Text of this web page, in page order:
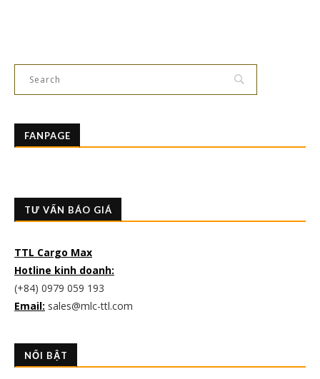
FANPAGE
TƯ VẤN BÁO GIÁ
TTL Cargo Max
Hotline kinh doanh:
(+84) 0979 059 193
Email: sales@mlc-ttl.com
NỔI BẬT